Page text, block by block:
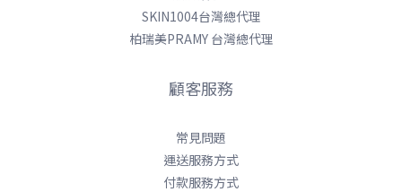
SKIN1004台灣總代理
柏瑞美PRAMY 台灣總代理
顧客服務
常見問題
運送服務方式
付款服務方式